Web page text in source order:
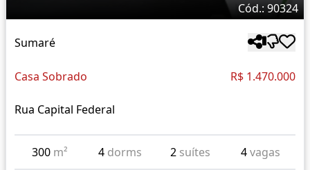
Cód.: 90324
Sumaré
Casa Sobrado R$ 1.470.000
Rua Capital Federal
300 m² 4 dorms 2 suítes 4vagas